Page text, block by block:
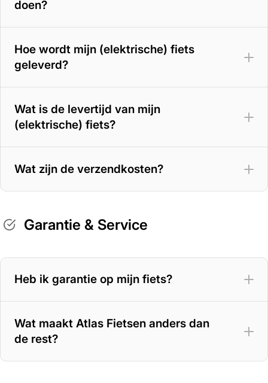
doen?
Hoe wordt mijn (elektrische) fiets
geleverd?
Wat is de levertijd van mijn
(elektrische) fiets?
Wat zijn de verzendkosten?
Garantie & Service
Heb ik garantie op mijn fiets?
Wat maakt Atlas Fietsen anders dan
de rest?